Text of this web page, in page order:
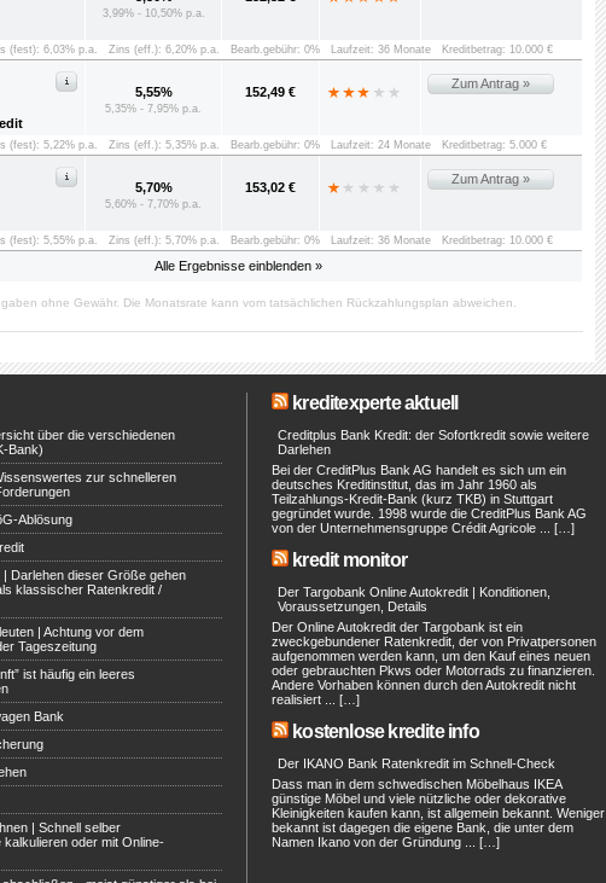
Alle Ergebnisse einblenden »
3,99% - 10,50% p.a.
(fest): 6,03% p.a. Zins (eff.): 6,20% p.a. Bearb.gebühr: 0% Laufzeit: 36 Monate Kreditbetrag: 10.000 €
5,55%
5,35% - 7,95% p.a.
152,49 €
Zum Antrag »
(fest): 5,22% p.a. Zins (eff.): 5,35% p.a. Bearb.gebühr: 0% Laufzeit: 24 Monate Kreditbetrag: 5.000 €
5,70%
5,60% - 7,70% p.a.
153,02 €
Zum Antrag »
(fest): 5,55% p.a. Zins (eff.): 5,70% p.a. Bearb.gebühr: 0% Laufzeit: 36 Monate Kreditbetrag: 10.000 €
ohne Gewähr. Die Monatsrate kann vom tatsächlichen Rückzahlungsplan abweichen.
über die verschiedenen
Bank)
zur schnelleren
Ablösung
| Darlehen dieser Größe gehen
klassischer Ratenkredit /
| Achtung vor dem
Tageszeitung
ist häufig ein leeres
Bank
| Schnell selber
oder mit Online-
kreditexperte aktuell
Creditplus Bank Kredit: der Sofortkredit sowie weitere
Darlehen
Bei der CreditPlus Bank AG handelt es sich um ein
deutsches Kreditinstitut, das im Jahr 1960 als
Teilzahlungs-Kredit-Bank (kurz TKB) in Stuttgart
gegründet wurde. 1998 wurde die CreditPlus Bank AG
von der Unternehmensgruppe Crédit Agricole ... […]
kredit monitor
Der Targobank Online Autokredit | Konditionen,
Voraussetzungen, Details
Der Online Autokredit der Targobank ist ein
zweckgebundener Ratenkredit, der von Privatpersonen
aufgenommen werden kann, um den Kauf eines neuen
oder gebrauchten Pkws oder Motorrads zu finanzieren.
Andere Vorhaben können durch den Autokredit nicht
realisiert ... […]
kostenlose kredite info
Der IKANO Bank Ratenkredit im Schnell-Check
Dass man in dem schwedischen Möbelhaus IKEA
günstige Möbel und viele nützliche oder dekorative
Kleinigkeiten kaufen kann, ist allgemein bekannt. Weniger
bekannt ist dagegen die eigene Bank, die unter dem
Namen Ikano von der Gründung ... […]